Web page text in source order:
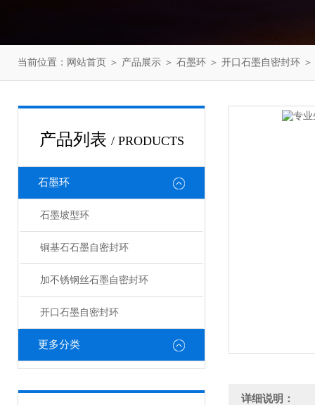
当前位置： 网站首页 ＞ 产品展示 ＞ 石墨环 ＞ 开口石墨自密封环
产品列表 / PRODUCTS
石墨环
石墨坡型环
铜基石石墨自密封环
加不锈钢丝石墨自密封环
开口石墨自密封环
更多分类
详细说明：